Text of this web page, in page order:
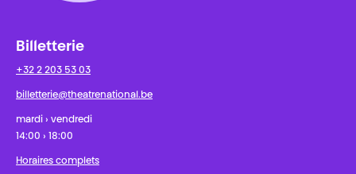
Billetterie
+32 2 203 53 03
billetterie@theatrenational.be
mardi › vendredi
14:00 › 18:00
Horaires complets